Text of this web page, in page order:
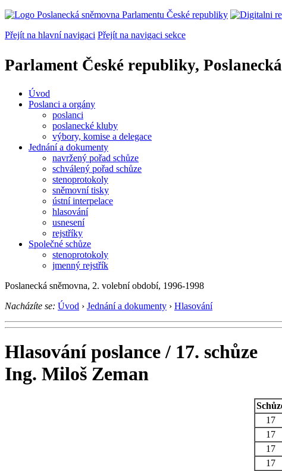
Přejít na hlavní navigaci Přejít na navigaci sekce
Parlament České republiky,
Úvod
Poslanci a orgány
poslanci
poslanecké kluby
výbory, komise a delegace
Jednání a dokumenty
navržený pořad schůze
schválený pořad schůze
stenoprotokoly
sněmovní tisky
ústní interpelace
hlasování
usnesení
rejstříky
Společné schůze
stenoprotokoly
jmenný rejstřík
Poslanecká sněmovna, 2. volební období, 1996-1998
Nacházíte se: Úvod › Jednání a dokumenty › Hlasování
Hlasování poslance / 17. schůze
Ing. Miloš Zeman
17
17
17
17